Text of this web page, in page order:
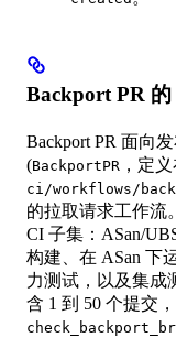
Backport PR
Backport PR 面向
(BackportPR ，定
ci/workflows/
的拉取请求工作流
CI 子集：ASan/
构建、在 ASan 下
力测试，以及集成
含 1 到 50 个提交